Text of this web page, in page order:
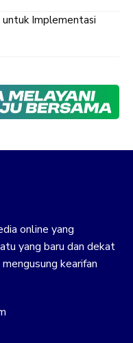
Implementasi
online yang
yang baru dan dekat
kearifan